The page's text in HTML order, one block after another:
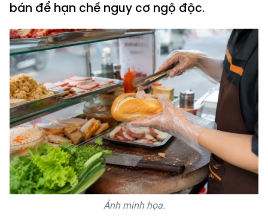
bán để hạn chế nguy cơ ngộ độc.
Ảnh minh họa.